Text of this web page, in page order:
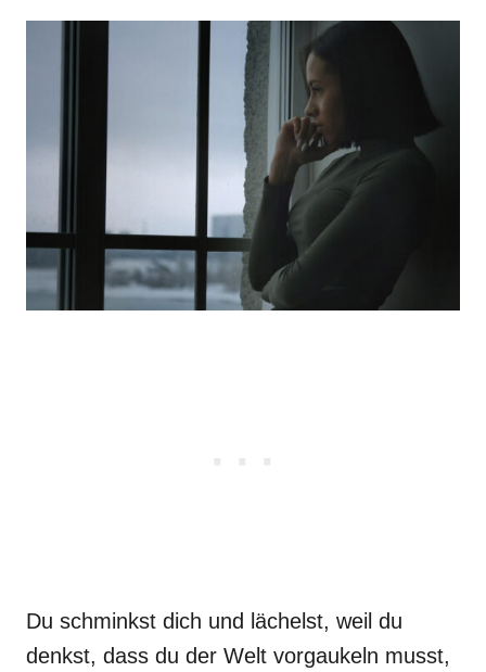
Du schminkst dich und lächelst, weil du
denkst, dass du der Welt vorgaukeln musst,